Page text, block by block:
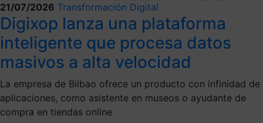
21/07/2026 Transformación Digital
Digixop lanza una plataforma
inteligente que procesa datos
masivos a alta velocidad
La empresa de Bilbao ofrece un producto con infinidad de
aplicaciones, como asistente en museos o ayudante de
compra en tiendas online